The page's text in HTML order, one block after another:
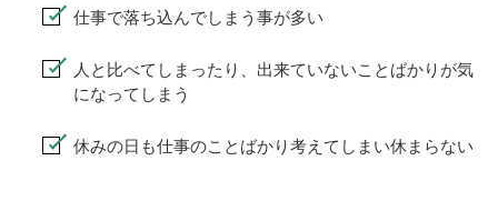
仕事で落ち込んでしまう事が多い
人と比べてしまったり、出来ていないことばかりが気
になってしまう
休みの日も仕事のことばかり考えてしまい休まらない